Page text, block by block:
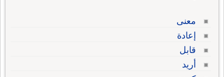
معنى
إعادة
قابل
أريد